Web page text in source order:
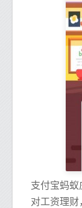
支付宝蚂
对工资理